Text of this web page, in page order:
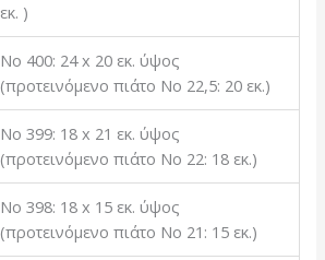
εκ. )
Νο 400: 24 x 20 εκ. ύψος
(προτεινόμενο πιάτο Νο 22,5: 20 εκ.)
Νο 399: 18 x 21 εκ. ύψος
(προτεινόμενο πιάτο Νο 22: 18 εκ.)
Νο 398: 18 x 15 εκ. ύψος
(προτεινόμενο πιάτο Νο 21: 15 εκ.)